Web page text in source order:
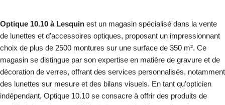
Optique 10.10 à Lesquin est un magasin spécialisé dans la vente
de lunettes et d’accessoires optiques, proposant un impressionnant
choix de plus de 2500 montures sur une surface de 350 m². Ce
magasin se distingue par son expertise en matière de gravure et de
décoration de verres, offrant des services personnalisés, notamment
des lunettes sur mesure et des bilans visuels. En tant qu’opticien
indépendant, Optique 10.10 se consacre à offrir des produits de